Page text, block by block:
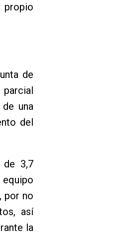
de
parcial
una
del
de 3,7
equipo
por no
así
la